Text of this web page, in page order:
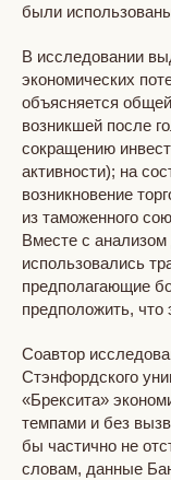
были
В исследовании
экономических
объясняется
возникшей после
сокращению
активности); на
возникновение
из таможенного
Вместе с
использовались
предполагающие
предположить, что
Соавтор
Стэнфордского
«Брексита»
темпами и без
бы частично не
словам, данные